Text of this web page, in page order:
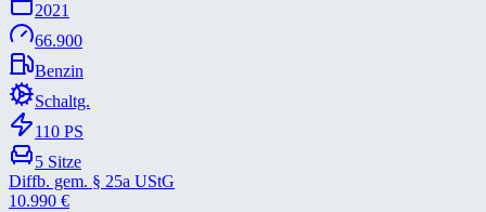
2021
66.900
Benzin
Schaltg.
110 PS
5 Sitze
Diffb. gem. § 25a UStG
10.990 €